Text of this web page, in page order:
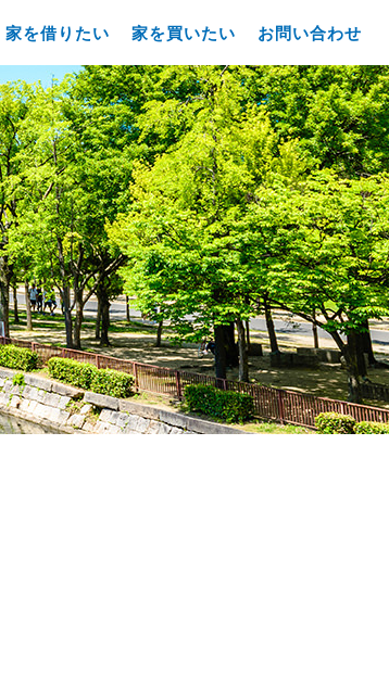
家を借りたい 家を買いたい お問い合わせ